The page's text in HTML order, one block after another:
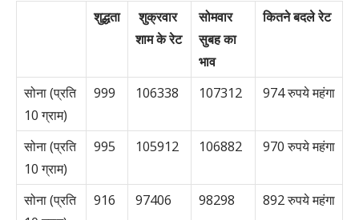
शुद्धता
शुक्रवार
शाम के रेट
सोमवार
सुबह का
भाव
कितने बदले रेट
सोना (प्रति
10 ग्राम)
999 106338 107312 974 रुपये महंगा
सोना (प्रति
10 ग्राम)
995 105912 106882 970 रुपये महंगा
सोना (प्रति
916 97406 98298 892 रुपये महंगा